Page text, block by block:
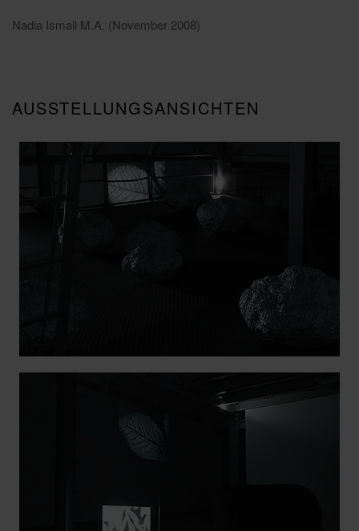
Nadia Ismail M.A. (November 2008)
AUSSTELLUNGSANSICHTEN